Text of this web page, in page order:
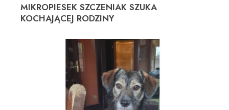
MIKROPIESEK SZCZENIAK SZUKA
KOCHAJĄCEJ RODZINY